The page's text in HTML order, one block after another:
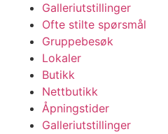
Galleriutstillinger
Ofte stilte spørsmål
Gruppebesøk
Lokaler
Butikk
Nettbutikk
Åpningstider
Galleriutstillinger